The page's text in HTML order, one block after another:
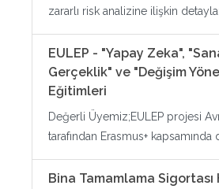
zararlı risk analizine ilişkin
EULEP - "Yapay Zeka",
Gerçeklik" ve "Değişim
Eğitimleri
Değerli Üyemiz;EULEP projesi
tarafından Erasmus+ kapsamında
Bina Tamamlama Sigortası